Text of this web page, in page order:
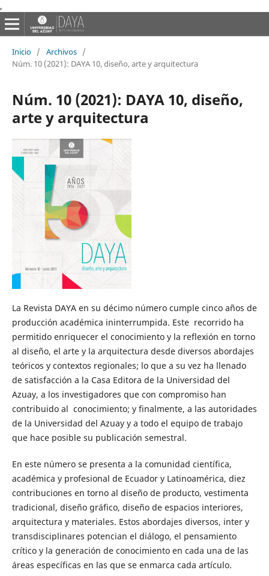
,
Inicio / Archivos /
Núm. 10 (2021): DAYA 10, diseño, arte y arquitectura
Núm. 10 (2021): DAYA 10, diseño,
arte y arquitectura
La Revista DAYA en su décimo número cumple cinco años de
producción académica ininterrumpida. Este recorrido ha
permitido enriquecer el conocimiento y la reflexión en torno
al diseño, el arte y la arquitectura desde diversos abordajes
teóricos y contextos regionales; lo que a su vez ha llenado
de satisfacción a la Casa Editora de la Universidad del
Azuay, a los investigadores que con compromiso han
contribuido al conocimiento; y finalmente, a las autoridades
de la Universidad del Azuay y a todo el equipo de trabajo
que hace posible su publicación semestral.
En este número se presenta a la comunidad científica,
académica y profesional de Ecuador y Latinoamérica, diez
contribuciones en torno al diseño de producto, vestimenta
tradicional, diseño gráfico, diseño de espacios interiores,
arquitectura y materiales. Estos abordajes diversos, inter y
transdisciplinares potencian el diálogo, el pensamiento
crítico y la generación de conocimiento en cada una de las
áreas específicas en las que se enmarca cada artículo.